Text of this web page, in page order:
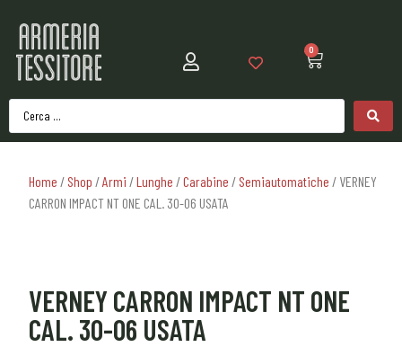
0
Home / Shop /Armi /Lunghe /Carabine / Semiautomatiche / VERNEY
CARRON IMPACT NT ONE CAL. 30-06 USATA
VERNEY CARRON IMPACT NT ONE
CAL. 30-06 USATA